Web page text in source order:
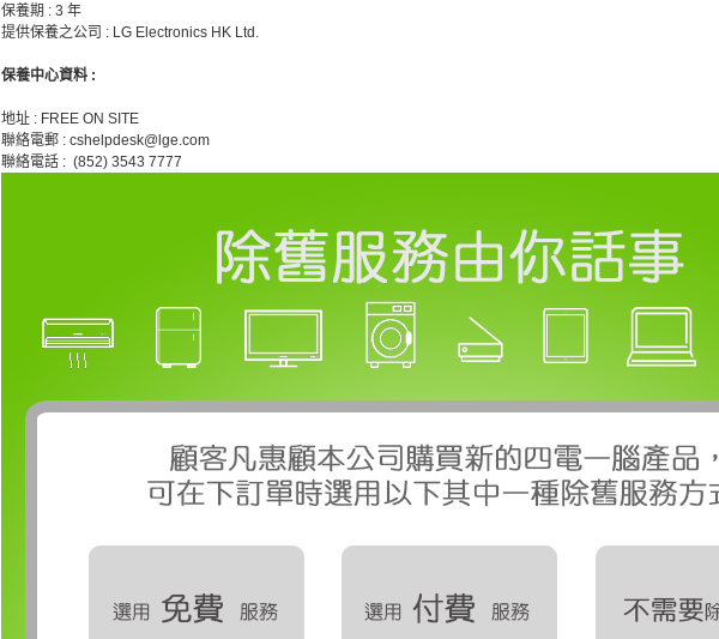
保養期 : 3 年
提供保養之公司 : LG Electronics HK Ltd.
保養中心資料 :
地址 : FREE ON SITE
聯絡電郵 : cshelpdesk@lge.com
聯絡電話 : (852) 3543 7777